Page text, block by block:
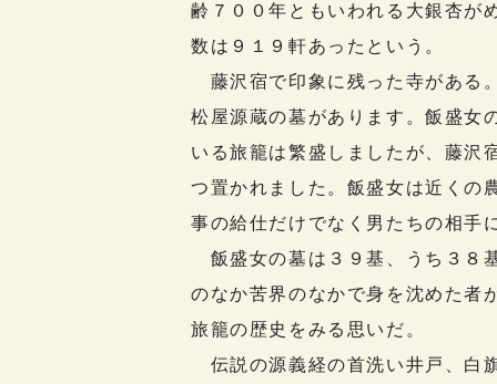
齢７００年ともいわれる大銀杏が
数は９１９軒あったという。
藤沢宿で印象に残った寺がある
松屋源蔵の墓があります。飯盛女
いる旅籠は繁盛しましたが、藤沢
つ置かれました。飯盛女は近くの
事の給仕だけでなく男たちの相手
飯盛女の墓は３９基、うち３８
のなか苦界のなかで身を沈めた者
旅籠の歴史をみる思いだ。
伝説の源義経の首洗い井戸、白